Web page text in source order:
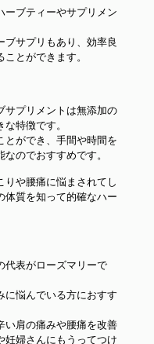
ーブティーやサプリメン
サプリもあり、効率良
とができます。
サプリメントは無添加の
特徴です。
とができ、手間や時間を
のでおすすめです。
りや腰痛に悩まされてし
体質を知って的確なハー
代表がローズマリーで
に悩んでいる方におすす
い肩の痛みや腰痛を改善
妊婦さんにもうってつけ